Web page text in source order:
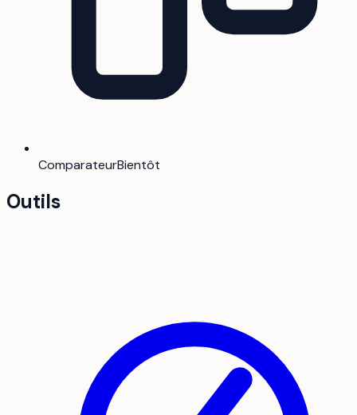
ComparateurBientôt
Outils